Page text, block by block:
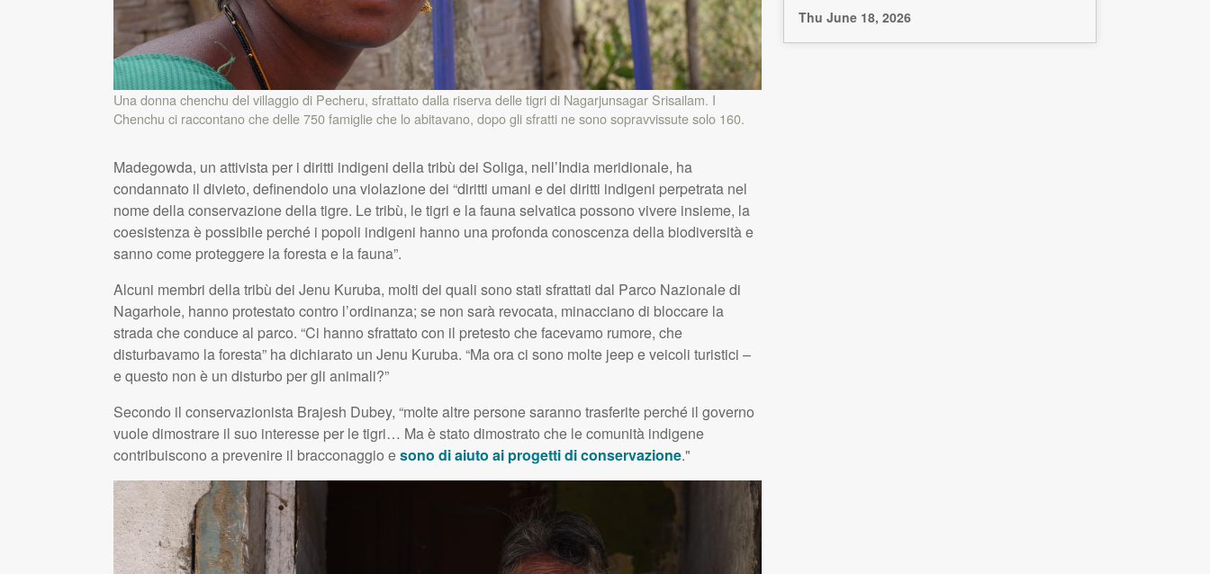
Una donna chenchu del villaggio di Pecheru, sfrattato dalla riserva delle tigri di Nagarjunsagar Srisailam. I
Chenchu ci raccontano che delle 750 famiglie che lo abitavano, dopo gli sfratti ne sono sopravvissute solo 160.
Madegowda, un attivista per i diritti indigeni della tribù dei Soliga, nell’India meridionale, ha
condannato il divieto, definendolo una violazione dei “diritti umani e dei diritti indigeni perpetrata nel
nome della conservazione della tigre. Le tribù, le tigri e la fauna selvatica possono vivere insieme, la
coesistenza è possibile perché i popoli indigeni hanno una profonda conoscenza della biodiversità e
sanno come proteggere la foresta e la fauna”.
Alcuni membri della tribù dei Jenu Kuruba, molti dei quali sono stati sfrattati dal Parco Nazionale di
Nagarhole, hanno protestato contro l’ordinanza; se non sarà revocata, minacciano di bloccare la
strada che conduce al parco. “Ci hanno sfrattato con il pretesto che facevamo rumore, che
disturbavamo la foresta” ha dichiarato un Jenu Kuruba. “Ma ora ci sono molte jeep e veicoli turistici –
e questo non è un disturbo per gli animali?”
Secondo il conservazionista Brajesh Dubey, “molte altre persone saranno trasferite perché il governo
vuole dimostrare il suo interesse per le tigri… Ma è stato dimostrato che le comunità indigene
contribuiscono a prevenire il bracconaggio esono di aiuto ai progetti di conservazione."
Thu June 18, 2026